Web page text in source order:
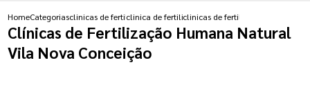
HomeCategoriasclinicas de fertilizacoesclinica de fertilizacao humana natural
clinicas de fertilizacao humana
Clínicas de Fertilização Humana Natural
Vila Nova Conceição